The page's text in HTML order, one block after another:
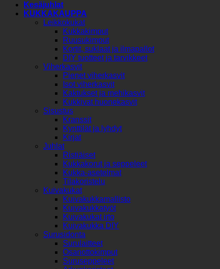
Kesäjuhlat
KUKKAKAUPPA
Leikkokukat
Kukkakimput
Ruusukimput
Kortit, suklaat ja ilmapallot
DIY tuotteet ja tarvikkeet
Viherkasvit
Pienet viherkasvit
Isot viherkasvit
Kaktukset ja mehikasvit
Kukkivat huonekasvit
Sisustus
Kranssit
Kynttilät ja lyhdyt
Kirjat
Juhlat
Ristiäiset
Kukkakorut ja seppeleet
Kukka-asetelmat
Tilakoristelu
Kuivakukat
Kuivakukkamallisto
Kuivakukkatyöt
Kuivakukat irto
Kuivakukka DIY
Surusidonta
Surulaitteet
Osanottokimput
Suruseppeleet